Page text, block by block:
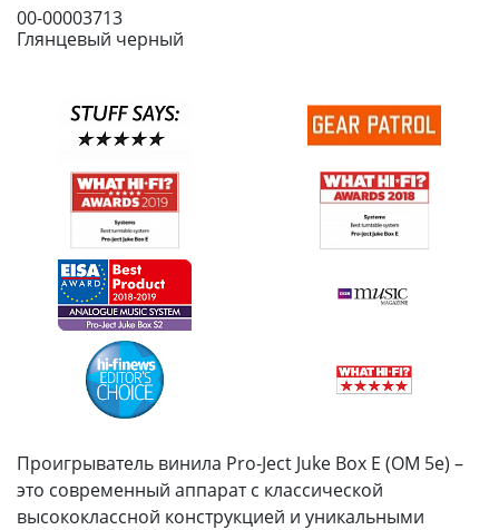
00-00003713
Глянцевый черный
Проигрыватель винила Pro-Ject Juke Box E (OM 5e) –
это современный аппарат с классической
высококлассной конструкцией и уникальными